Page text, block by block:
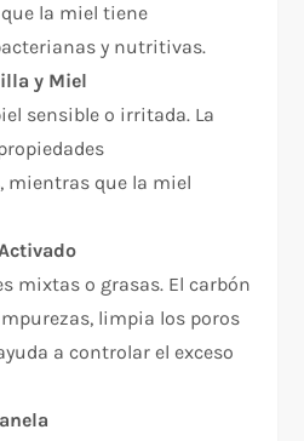
la miel tiene
y nutritivas.
y Miel
sensible o irritada. La
que la miel
mixtas o grasas. El carbón
limpia los poros
a controlar el exceso